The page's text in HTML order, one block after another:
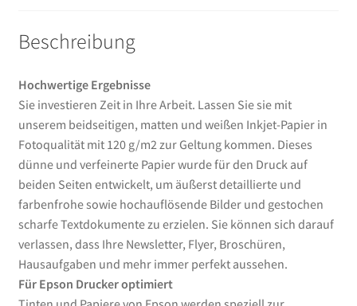
Beschreibung
Hochwertige Ergebnisse
Sie investieren Zeit in Ihre Arbeit. Lassen Sie sie mit
unserem beidseitigen, matten und weißen Inkjet-Papier in
Fotoqualität mit 120 g/m2 zur Geltung kommen. Dieses
dünne und verfeinerte Papier wurde für den Druck auf
beiden Seiten entwickelt, um äußerst detaillierte und
farbenfrohe sowie hochauflösende Bilder und gestochen
scharfe Textdokumente zu erzielen. Sie können sich darauf
verlassen, dass Ihre Newsletter, Flyer, Broschüren,
Hausaufgaben und mehr immer perfekt aussehen.
Für Epson Drucker optimiert